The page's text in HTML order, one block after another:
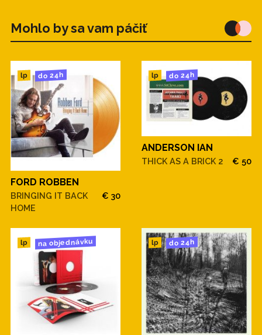
Mohlo by sa vam páčiť
lp do 24h
FORD ROBBEN
BRINGING IT BACK
HOME
€ 30
lp do 24h
ANDERSON IAN
THICK AS A BRICK 2 € 50
lp na objednávku lp do 24h